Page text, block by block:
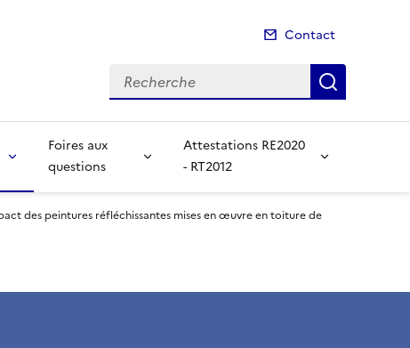
Contact
Recherche
Foires aux
questions
Attestations RE2020
- RT2012
des peintures réfléchissantes mises en œuvre en toiture de